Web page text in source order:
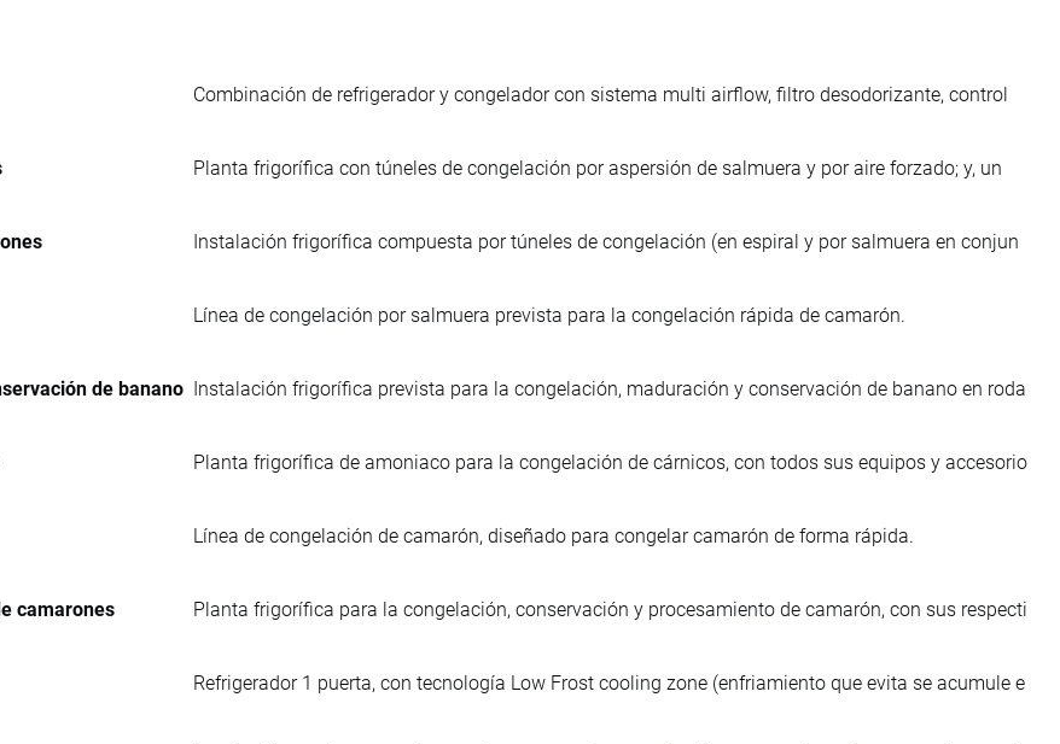
Combinación de refrigerador y congelador con sistema multi airflow, filtro desodorizante, control
Planta frigorífica con túneles de congelación por aspersión de salmuera y por aire forzado; y, un
Instalación frigorífica compuesta por túneles de congelación (en espiral y por salmuera en conjun
Línea de congelación por salmuera prevista para la congelación rápida de camarón.
de banano Instalación frigorífica prevista para la congelación, maduración y conservación de banano en roda
Planta frigorífica de amoniaco para la congelación de cárnicos, con todos sus equipos y accesorio
Línea de congelación de camarón, diseñado para congelar camarón de forma rápida.
camarones Planta frigorífica para la congelación, conservación y procesamiento de camarón, con sus respecti
Refrigerador 1 puerta, con tecnología Low Frost cooling zone (enfriamiento que evita se acumule e